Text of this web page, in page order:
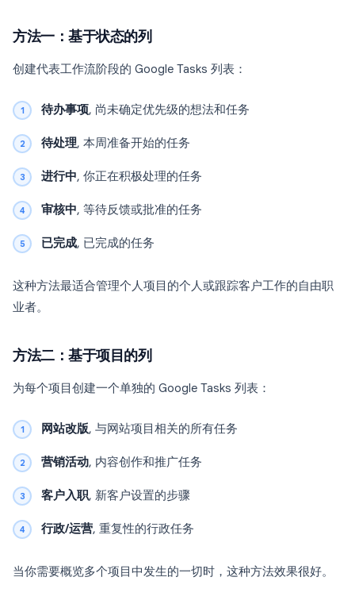
方法一：基于状态的列
创建代表工作流阶段的 Google Tasks 列表：
待办事项, 尚未确定优先级的想法和任务
待处理, 本周准备开始的任务
进行中, 你正在积极处理的任务
审核中, 等待反馈或批准的任务
已完成, 已完成的任务
这种方法最适合管理个人项目的个人或跟踪客户工作的自由职
业者。
方法二：基于项目的列
为每个项目创建一个单独的 Google Tasks 列表：
网站改版, 与网站项目相关的所有任务
营销活动, 内容创作和推广任务
客户入职, 新客户设置的步骤
行政/运营, 重复性的行政任务
当你需要概览多个项目中发生的一切时，这种方法效果很好。